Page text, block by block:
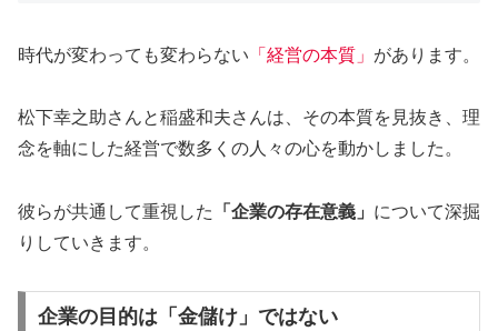
時代が変わっても変わらない 「経営の本質」 があります。
松下幸之助さんと稲盛和夫さんは、その本質を見抜き、理
念を軸にした経営で数多くの人々の心を動かしました。
彼らが共通して重視した 「企業の存在意義」 について深掘
りしていきます。
企業の目的は「金儲け」ではない